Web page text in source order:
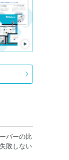
バーの比
敗しない